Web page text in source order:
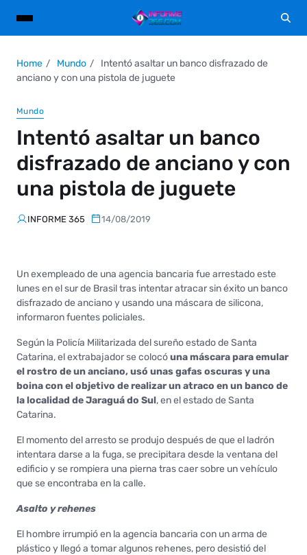
Home Mundo
Intentó asaltar un banco disfrazado de
anciano y con una pistola de juguete
Mundo
Intentó asaltar un banco
disfrazado de anciano y con
una pistola de juguete
INFORME 365 14/08/2019
Un exempleado de una agencia bancaria fue arrestado este
lunes en el sur de Brasil tras intentar atracar sin éxito un banco
disfrazado de anciano y usando una máscara de silicona,
informaron fuentes policiales.
Según la Policía Militarizada del sureño estado de Santa
Catarina, el extrabajador se colocóuna máscara para emular
el rostro de un anciano, usó unas gafas oscuras y una
boina con el objetivo de realizar un atraco en un banco de
la localidad de Jaraguá do Sul, en el estado de Santa
Catarina.
El momento del arresto se produjo después de que el ladrón
intentara darse a la fuga, se precipitara desde la ventana del
edificio y se rompiera una pierna tras caer sobre un vehículo
que se encontraba en la calle.
Asalto y rehenes
El hombre irrumpió en la agencia bancaria con un arma de
plástico y llegó a tomar algunos rehenes, pero desistió del